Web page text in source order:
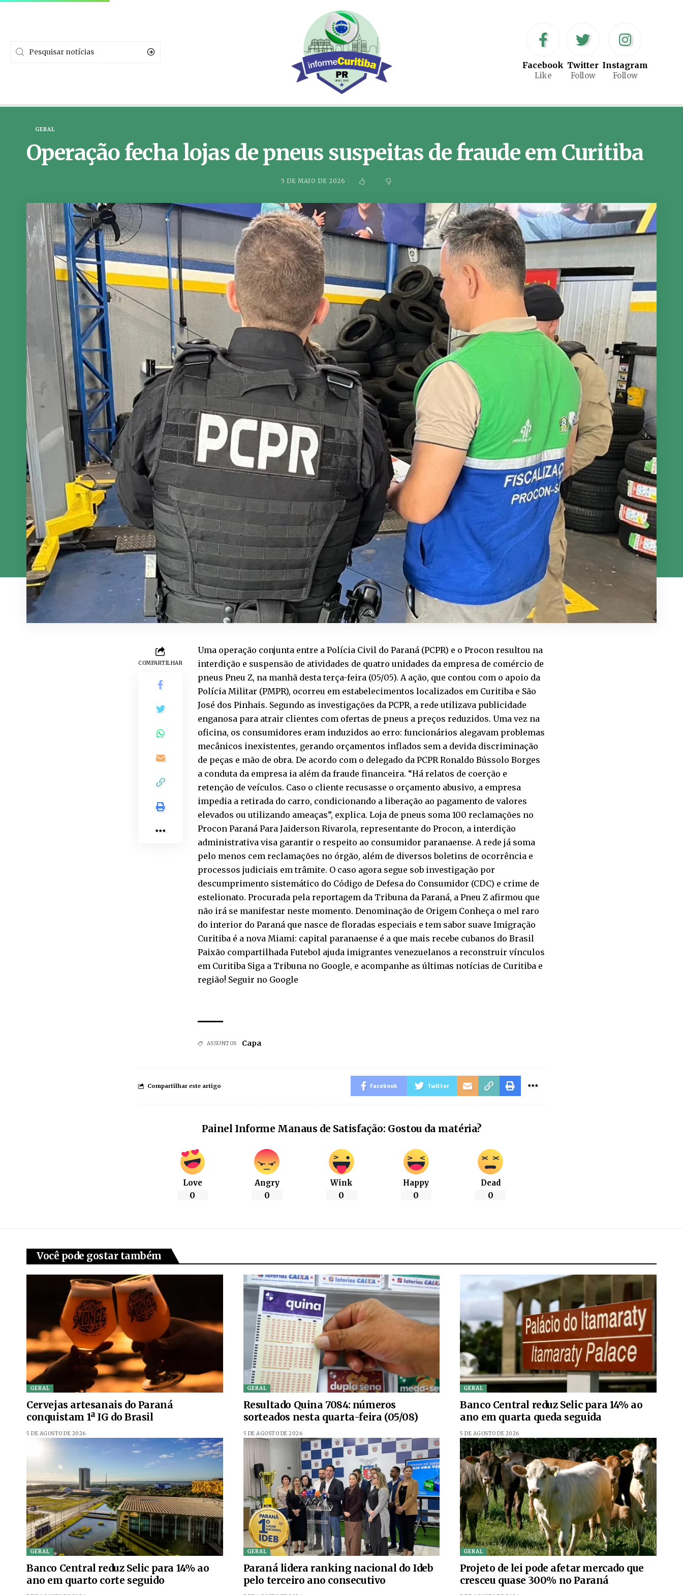
Facebook
Like
Twitter
Follow
Instagram
Follow
GERAL
Operação fecha lojas de pneus suspeitas de fraude em Curitiba
5 DE MAIO DE 2026
COMPARTILHAR
Uma operação conjunta entre a Polícia Civil do Paraná (PCPR) e o Procon resultou na
interdição e suspensão de atividades de quatro unidades da empresa de comércio de
pneus Pneu Z, na manhã desta terça-feira (05/05). A ação, que contou com o apoio da
Polícia Militar (PMPR), ocorreu em estabelecimentos localizados em Curitiba e São
José dos Pinhais. Segundo as investigações da PCPR, a rede utilizava publicidade
enganosa para atrair clientes com ofertas de pneus a preços reduzidos. Uma vez na
oficina, os consumidores eram induzidos ao erro: funcionários alegavam problemas
mecânicos inexistentes, gerando orçamentos inflados sem a devida discriminação
de peças e mão de obra. De acordo com o delegado da PCPR Ronaldo Bússolo Borges
a conduta da empresa ia além da fraude financeira. “Há relatos de coerção e
retenção de veículos. Caso o cliente recusasse o orçamento abusivo, a empresa
impedia a retirada do carro, condicionando a liberação ao pagamento de valores
elevados ou utilizando ameaças”, explica. Loja de pneus soma 100 reclamações no
Procon Paraná Para Jaiderson Rivarola, representante do Procon, a interdição
administrativa visa garantir o respeito ao consumidor paranaense. A rede já soma
pelo menos cem reclamações no órgão, além de diversos boletins de ocorrência e
processos judiciais em trâmite. O caso agora segue sob investigação por
descumprimento sistemático do Código de Defesa do Consumidor (CDC) e crime de
estelionato. Procurada pela reportagem da Tribuna da Paraná, a Pneu Z afirmou que
não irá se manifestar neste momento. Denominação de Origem Conheça o mel raro
do interior do Paraná que nasce de floradas especiais e tem sabor suave Imigração
Curitiba é a nova Miami: capital paranaense é a que mais recebe cubanos do Brasil
Paixão compartilhada Futebol ajuda imigrantes venezuelanos a reconstruir vínculos
em Curitiba Siga a Tribuna no Google, e acompanhe as últimas notícias de Curitiba e
região! Seguir no Google
ASSUNTOS Capa
Compartilhar este artigo Facebook Twitter
Painel Informe Manaus de Satisfação: Gostou da matéria?
Love
0
Angry
0
Wink
0
Happy
0
Dead
0
Você pode gostar também
GERAL
Cervejas artesanais do Paraná
conquistam 1ª IG do Brasil
5 DE AGOSTO DE 2026
GERAL
Resultado Quina 7084: números
sorteados nesta quarta-feira (05/08)
5 DE AGOSTO DE 2026
GERAL
Banco Central reduz Selic para 14% ao
ano em quarta queda seguida
5 DE AGOSTO DE 2026
GERAL
Banco Central reduz Selic para 14% ao
ano em quarto corte seguido
GERAL
Paraná lidera ranking nacional do Ideb
pelo terceiro ano consecutivo
GERAL
Projeto de lei pode afetar mercado que
cresceu quase 300% no Paraná